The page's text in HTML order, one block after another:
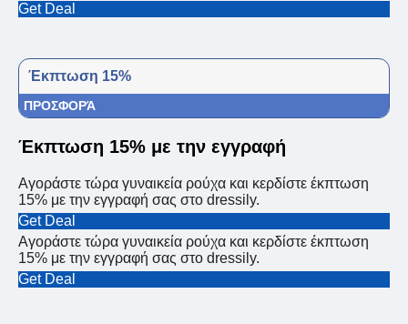
Get Deal
Έκπτωση 15%
ΠΡΟΣΦΟΡΆ
Έκπτωση 15% με την εγγραφή
Αγοράστε τώρα γυναικεία ρούχα και κερδίστε έκπτωση
15% με την εγγραφή σας στο dressily.
Get Deal
Αγοράστε τώρα γυναικεία ρούχα και κερδίστε έκπτωση
15% με την εγγραφή σας στο dressily.
Get Deal